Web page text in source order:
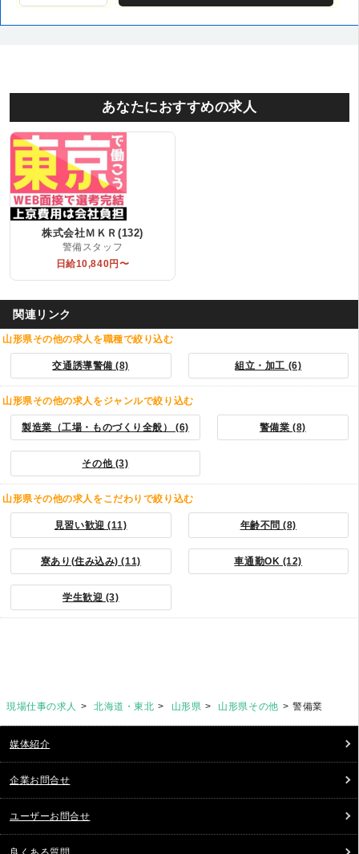
あなたにおすすめの求人
株式会社ＭＫＲ(132)
警備スタッフ
日給10,840円〜
関連リンク
山形県その他の求人を職種で絞り込む
交通誘導警備 (8) 組立・加工 (6)
山形県その他の求人をジャンルで絞り込む
製造業（工場・ものづくり全般） (6) 警備業 (8)
その他 (3)
山形県その他の求人をこだわりで絞り込む
見習い歓迎 (11) 年齢不問 (8)
寮あり(住み込み) (11) 車通勤OK (12)
学生歓迎 (3)
現場仕事の求人 北海道・東北 山形県 山形県その他 警備業
媒体紹介
企業お問合せ
ユーザーお問合せ